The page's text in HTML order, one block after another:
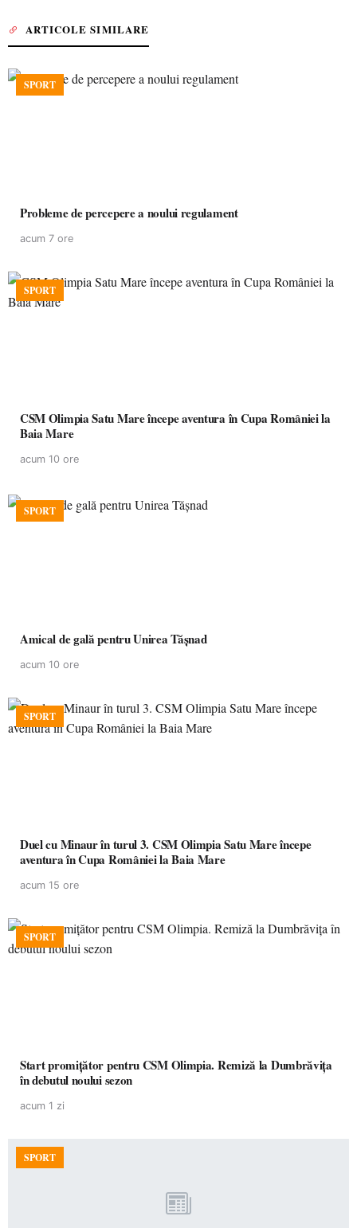
ARTICOLE SIMILARE
SPORT
Probleme de percepere a noului regulament
acum 7 ore
SPORT
CSM Olimpia Satu Mare începe aventura în Cupa României la
Baia Mare
acum 10 ore
SPORT
Amical de gală pentru Unirea Tășnad
acum 10 ore
SPORT
Duel cu Minaur în turul 3. CSM Olimpia Satu Mare începe
aventura în Cupa României la Baia Mare
acum 15 ore
SPORT
Start promițător pentru CSM Olimpia. Remiză la Dumbrăvița
în debutul noului sezon
acum 1 zi
SPORT